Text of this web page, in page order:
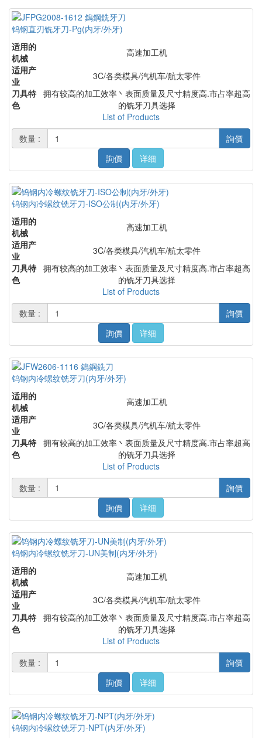
钨钢直刃铣牙刀-Pg(内牙/外牙)
适用的
机械
高速加工机
适用产
业
3C/各类模具/汽机车/航太零件
刀具特
色
拥有较高的加工效率丶表面质量及尺寸精度高.市占率超高
的铣牙刀具选择
List of Products
数量 :
詢價
詢價
详细
钨钢内冷螺纹铣牙刀-ISO公制(内牙/外牙)
适用的
机械
高速加工机
适用产
业
3C/各类模具/汽机车/航太零件
刀具特
色
拥有较高的加工效率丶表面质量及尺寸精度高.市占率超高
的铣牙刀具选择
List of Products
数量 :
詢價
詢價
详细
钨钢内冷螺纹铣牙刀(内牙/外牙)
适用的
机械
高速加工机
适用产
业
3C/各类模具/汽机车/航太零件
刀具特
色
拥有较高的加工效率丶表面质量及尺寸精度高.市占率超高
的铣牙刀具选择
List of Products
数量 :
詢價
詢價
详细
钨钢内冷螺纹铣牙刀-UN美制(内牙/外牙)
适用的
机械
高速加工机
适用产
业
3C/各类模具/汽机车/航太零件
刀具特
色
拥有较高的加工效率丶表面质量及尺寸精度高.市占率超高
的铣牙刀具选择
List of Products
数量 :
詢價
詢價
详细
钨钢内冷螺纹铣牙刀-NPT(内牙/外牙)